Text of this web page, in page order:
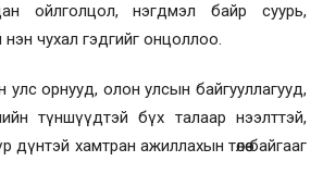
ойлголцол, нэгдмэл байр суурь,
чухал гэдгийг онцоллоо.
орнууд, олон улсын байгууллагууд,
түншүүдтэй бүх талаар нээлттэй,
дүнтэй хамтран ажиллахын төлөө байгааг